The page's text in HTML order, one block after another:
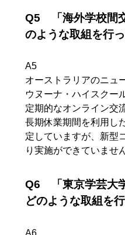
Q5 「海外学校間
のような取組を行
A5
オーストラリアのニュ
ウヌーナ・ハイスクー
定期的なオンライン交
長期休業期間を利用し
定していますが、新型
り実施ができていません
Q6 「東京学芸大
どのような取組を